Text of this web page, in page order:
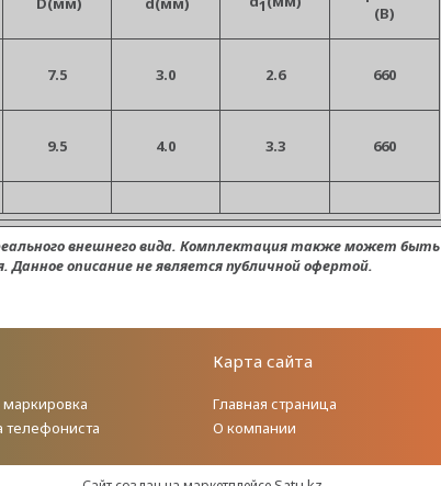
1
(В)
7.5 3.0 2.6 660
9.5 4.0 3.3 660
внешнего вида. Комплектация также может быть
Данное описание не является публичной офертой.
телефониста
Карта сайта
Главная страница
О компании